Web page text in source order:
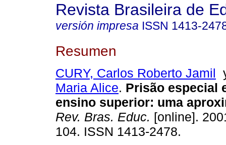
Revista Brasileira de
versión impresa ISSN 1413-
Resumen
CURY, Carlos Roberto Jamil
Maria Alice. Prisão especial
ensino superior: uma
Rev. Bras. Educ. [online].
104. ISSN 1413-2478.